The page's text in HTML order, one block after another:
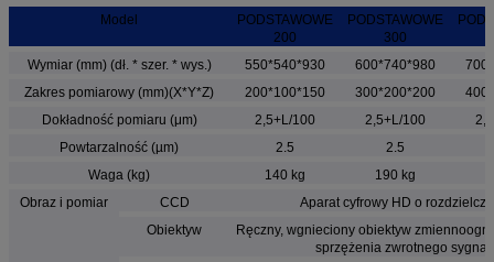
Model
PODSTAWOWE
200
PODSTAWOWE
300
Wymiar (mm) (dł. * szer. * wys.)
550*540*930 600*740*980
Zakres pomiarowy (mm)(X*Y*Z)
200*100*150 300*200*200
Dokładność pomiaru (μm)
2,5+L/100 2,5+L/100
Powtarzalność (µm)
2.5
2.5
Waga (kg)
140 kg 190 kg
Obraz i pomiar
CCD
Aparat cyfrowy HD o
Obiektyw
Ręczny, wgnieciony obiektyw
sprzężenia zwrotnego